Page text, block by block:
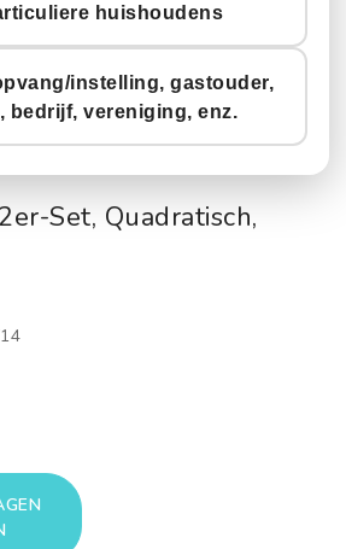
Set, Quadratisch,
huishoudens
instelling, gastouder,
bedrijf, vereniging, enz.